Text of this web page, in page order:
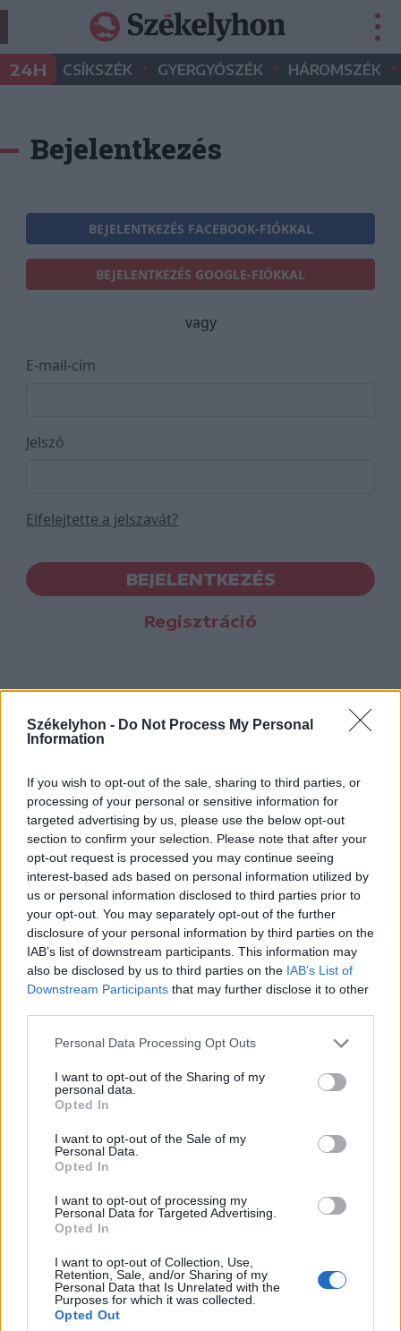
Székelyhon - Do Not Process My Personal
Information
If you wish to opt-out of the sale, sharing to third parties, or
processing of your personal or sensitive information for
targeted advertising by us, please use the below opt-out
section to confirm your selection. Please note that after your
opt-out request is processed you may continue seeing
interest-based ads based on personal information utilized by
us or personal information disclosed to third parties prior to
your opt-out. You may separately opt-out of the further
disclosure of your personal information by third parties on the
IAB’s list of downstream participants. This information may
also be disclosed by us to third parties on the IAB’s List of
Downstream Participants that may further disclose it to other
Personal Data Processing Opt Outs
I want to opt-out of the Sharing of my
personal data.
Opted In
I want to opt-out of the Sale of my
Personal Data.
Opted In
I want to opt-out of processing my
Personal Data for Targeted Advertising.
Opted In
I want to opt-out of Collection, Use,
Retention, Sale, and/or Sharing of my
Personal Data that Is Unrelated with the
Purposes for which it was collected.
Opted Out
24H CSÍKSZÉK • GYERGYÓSZÉK • HÁROMSZÉK •
Bejelentkezés
BEJELENTKEZÉS FACEBOOK-FIÓKKAL
BEJELENTKEZÉS GOOGLE-FIÓKKAL
vagy
E-mail-cím
Jelszó
Elfelejtette a jelszavát?
BEJELENTKEZÉS
Regisztráció
Hasznos
Impresszum
Szerzői jogok
Adatvédelmi tájékoztató
Cookie-kezelési tájékoztató
Hozzászólási szabályzat
Nyomtatott lapjaink archívuma
Székely Hírmondó archívuma
Sütibeállítások
Médiatér
Liget
Krónika
Bihari Napló